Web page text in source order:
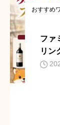
おすすめ
ファ
リン
ない